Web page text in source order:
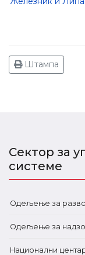
Штампа
Сектор за
системе
Одељење за
Одељење за
Национални